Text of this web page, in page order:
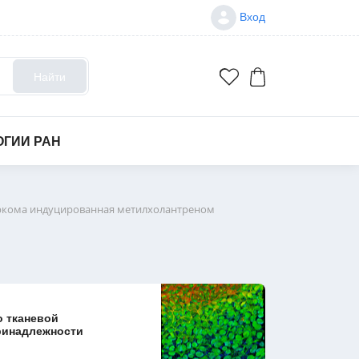
Вход
Найти
РАН
индуцированная метилхолантреном
тканевой